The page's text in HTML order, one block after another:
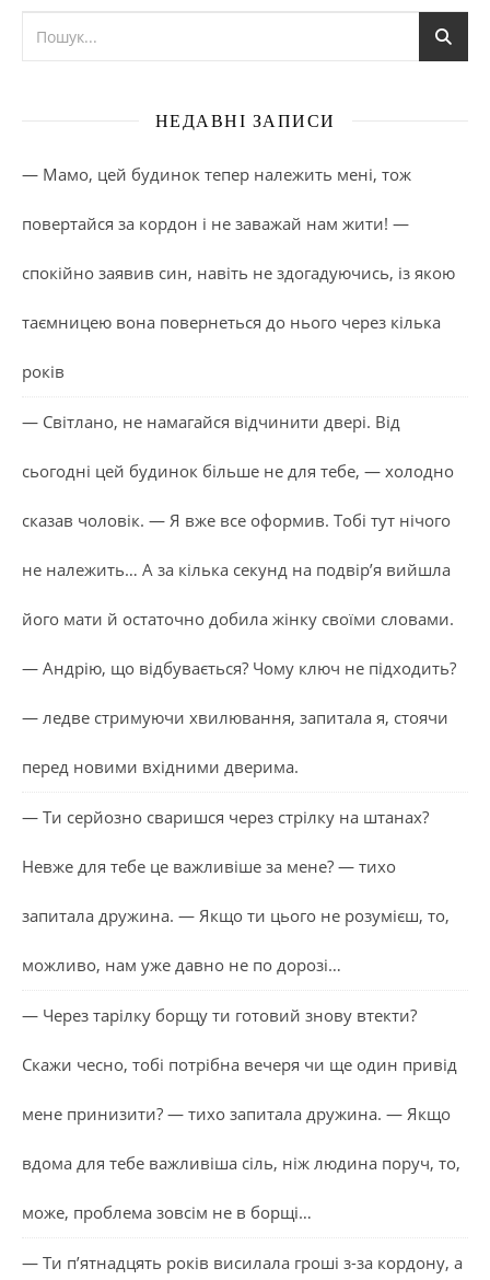
НЕДАВНІ ЗАПИСИ
— Мамо, цей будинок тепер належить мені, тож
повертайся за кордон і не заважай нам жити! —
спокійно заявив син, навіть не здогадуючись, із якою
таємницею вона повернеться до нього через кілька
років
— Світлано, не намагайся відчинити двері. Від
сьогодні цей будинок більше не для тебе, — холодно
сказав чоловік. — Я вже все оформив. Тобі тут нічого
не належить… А за кілька секунд на подвір’я вийшла
його мати й остаточно добила жінку своїми словами.
— Андрію, що відбувається? Чому ключ не підходить?
— ледве стримуючи хвилювання, запитала я, стоячи
перед новими вхідними дверима.
— Ти серйозно сваришся через стрілку на штанах?
Невже для тебе це важливіше за мене? — тихо
запитала дружина. — Якщо ти цього не розумієш, то,
можливо, нам уже давно не по дорозі…
— Через тарілку борщу ти готовий знову втекти?
Скажи чесно, тобі потрібна вечеря чи ще один привід
мене принизити? — тихо запитала дружина. — Якщо
вдома для тебе важливіша сіль, ніж людина поруч, то,
може, проблема зовсім не в борщі…
— Ти п’ятнадцять років висилала гроші з-за кордону, а